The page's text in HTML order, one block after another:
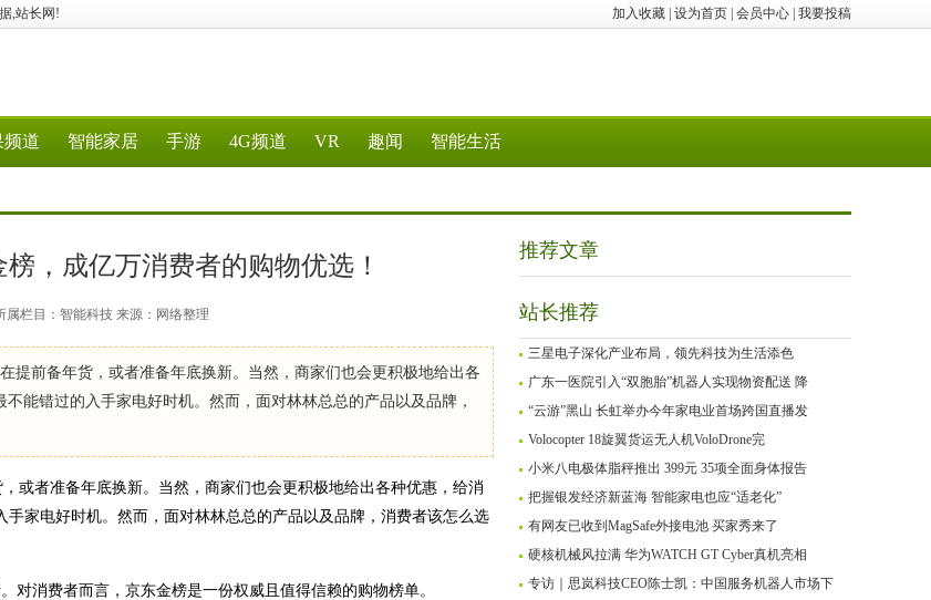
加入收藏 设为首页 会员中心 我要投稿
,站长网!
频道 智能家居 手游 4G频道 VR 趣闻 智能生活
，成亿万消费者的购物优选！
属栏目：智能科技 来源：网络整理
提前备年货，或者准备年底换新。当然，商家们也会更积极地给出各
能错过的入手家电好时机。然而，面对林林总总的产品以及品牌，
或者准备年底换新。当然，商家们也会更积极地给出各种优惠，给消
家电好时机。然而，面对林林总总的产品以及品牌，消费者该怎么选
对消费者而言，京东金榜是一份权威且值得信赖的购物榜单。
推荐文章
站长推荐
三星电子深化产业布局，领先科技为生活添色
广东一医院引入“双胞胎”机器人实现物资配送 降
“云游”黑山 长虹举办今年家电业首场跨国直播发
Volocopter 18旋翼货运无人机VoloDrone完
小米八电极体脂秤推出 399元 35项全面身体报告
把握银发经济新蓝海 智能家电也应“适老化”
有网友已收到MagSafe外接电池 买家秀来了
硬核机械风拉满 华为WATCH GT Cyber真机亮相
专访｜思岚科技CEO陈士凯：中国服务机器人市场下